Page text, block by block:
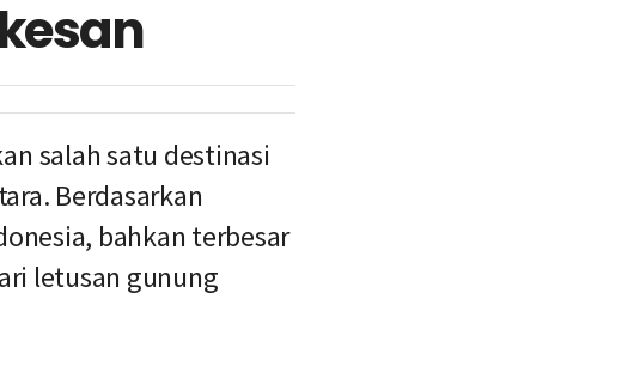
salah satu destinasi
Berdasarkan
bahkan terbesar
letusan gunung